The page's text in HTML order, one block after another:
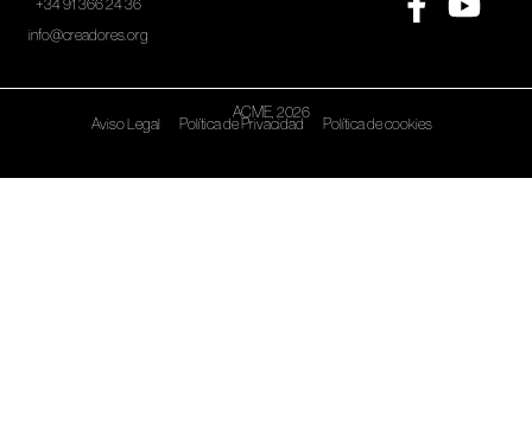
+34 91 366 24 36
info@creadores.org
ACME, 2026
Aviso Legal Política de Privacidad Política de cookies